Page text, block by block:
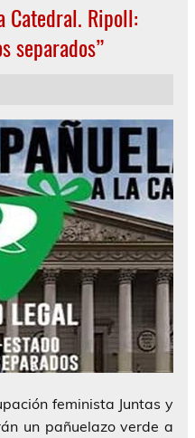
Catedral. Ripoll:
separados”
feminista Juntas y
un pañuelazo verde a